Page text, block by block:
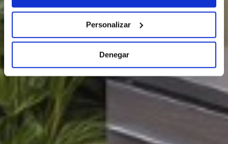
Personalizar
Denegar